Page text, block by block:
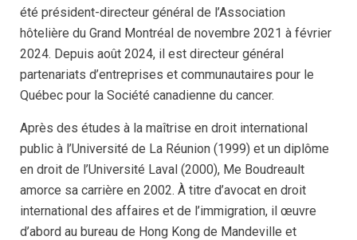
été président-directeur général de l’Association
hôtelière du Grand Montréal de novembre 2021 à février
2024. Depuis août 2024, il est directeur général
partenariats d’entreprises et communautaires pour le
Québec pour la Société canadienne du cancer.
Après des études à la maîtrise en droit international
public à l’Université de La Réunion (1999) et un diplôme
en droit de l’Université Laval (2000), Me Boudreault
amorce sa carrière en 2002. À titre d’avocat en droit
international des affaires et de l’immigration, il œuvre
d’abord au bureau de Hong Kong de Mandeville et